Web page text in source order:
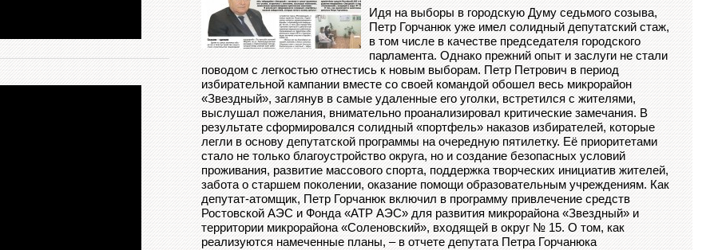
Идя на выборы в городскую Думу седьмого созыва,
Петр Горчанюк уже имел солидный депутатский стаж,
в том числе в качестве председателя городского
парламента. Однако прежний опыт и заслуги не стали
поводом с легкостью отнестись к новым выборам. Петр Петрович в период
избирательной кампании вместе со своей командой обошел весь микрорайон
«Звездный», заглянув в самые удаленные его уголки, встретился с жителями,
выслушал пожелания, внимательно проанализировал критические замечания. В
результате сформировался солидный «портфель» наказов избирателей, которые
легли в основу депутатской программы на очередную пятилетку. Её приоритетами
стало не только благоустройство округа, но и создание безопасных условий
проживания, развитие массового спорта, поддержка творческих инициатив жителей,
забота о старшем поколении, оказание помощи образовательным учреждениям. Как
депутат-атомщик, Петр Горчанюк включил в программу привлечение средств
Ростовской АЭС и Фонда «АТР АЭС» для развития микрорайона «Звездный» и
территории микрорайона «Соленовский», входящей в округ № 15. О том, как
реализуются намеченные планы, – в отчете депутата Петра Горчанюка